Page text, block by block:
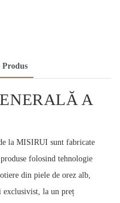
Produs
A
la MISIRUI sunt fabricate
folosind tehnologie
din piele de orez alb,
exclusivist, la un preț